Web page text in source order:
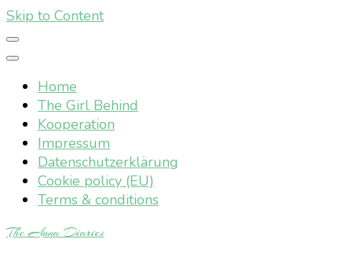
Skip to Content
Home
The Girl Behind
Kooperation
Impressum
Datenschutzerklärung
Cookie policy (EU)
Terms & conditions
The Anna Diaries